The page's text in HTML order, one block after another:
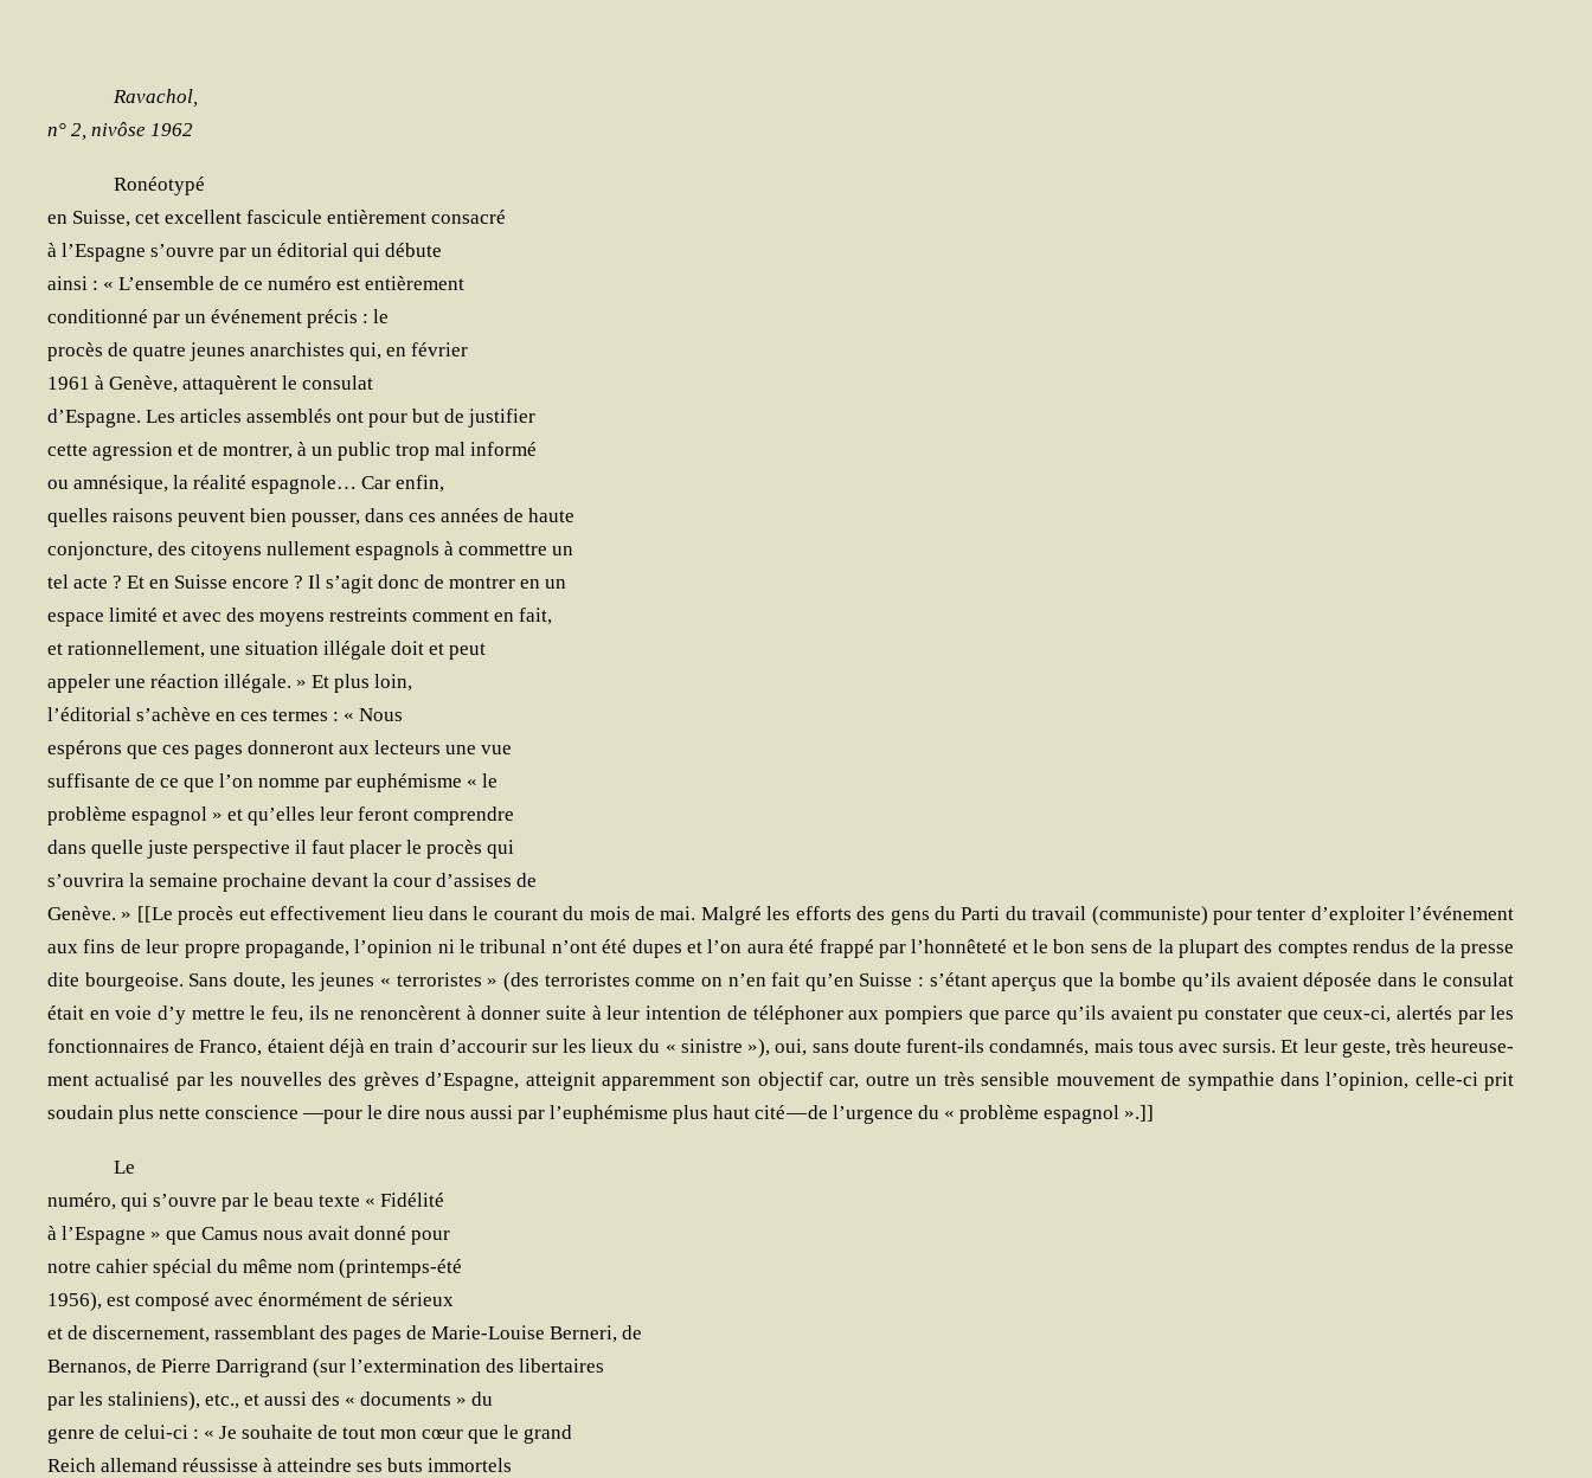
Rava­chol,
n° 2, nivôse 1962
Ronéo­ty­pé
en Suisse, cet excellent fas­ci­cule entiè­re­ment consacré
à l’Espagne s’ouvre par un édi­to­rial qui débute
ain­si : « L’ensemble de ce numé­ro est entièrement
condi­tion­né par un évé­ne­ment pré­cis : le
pro­cès de quatre jeunes anar­chistes qui, en février
1961 à Genève, atta­quèrent le consulat
d’Espagne. Les articles assem­blés ont pour but de justifier
cette agres­sion et de mon­trer, à un public trop mal informé
ou amné­sique, la réa­li­té espa­gnole… Car enfin,
quelles rai­sons peuvent bien pous­ser, dans ces années de haute
conjonc­ture, des citoyens nul­le­ment espa­gnols à com­mettre un
tel acte ? Et en Suisse encore ? Il s’agit donc de mon­trer en un
espace limi­té et avec des moyens res­treints com­ment en fait,
et ration­nel­le­ment, une situa­tion illé­gale doit et peut
appe­ler une réac­tion illé­gale. » Et plus loin,
l’éditorial s’achève en ces termes : « Nous
espé­rons que ces pages don­ne­ront aux lec­teurs une vue
suf­fi­sante de ce que l’on nomme par euphé­misme « le
pro­blème espa­gnol » et qu’elles leur feront comprendre
dans quelle juste pers­pec­tive il faut pla­cer le pro­cès qui
s’ouvrira la semaine pro­chaine devant la cour d’assises de
Genève. » [[Le pro­cès eut effec­ti­ve­ment lieu dans le cou­rant du mois de mai. Mal­gré les efforts des gens du Par­ti du tra­vail (com­mu­niste) pour ten­ter d’exploiter l’événement
aux fins de leur propre pro­pa­gande, l’opinion ni le tri­bu­nal n’ont été dupes et l’on aura été frap­pé par l’honnêteté et le bon sens de la plu­part des comptes ren­dus de la presse
dite bour­geoise. Sans doute, les jeunes « ter­ro­ristes » (des ter­ro­ristes comme on n’en fait qu’en Suisse : s’étant aper­çus que la bombe qu’ils avaient dépo­sée dans le consu­lat
était en voie d’y mettre le feu, ils ne renon­cèrent à don­ner suite à leur inten­tion de télé­pho­ner aux pom­piers que parce qu’ils avaient pu consta­ter que ceux-ci, aler­tés par les
fonc­tion­naires de Fran­co, étaient déjà en train d’accourir sur les lieux du « sinistre »), oui, sans doute furent-ils condam­nés, mais tous avec sur­sis. Et leur geste, très heu­reu­se­
ment actua­li­sé par les nou­velles des grèves d’Espagne, attei­gnit appa­rem­ment son objec­tif car, outre un très sen­sible mou­ve­ment de sym­pa­thie dans l’opinion, celle-ci prit
sou­dain plus nette conscience —pour le dire nous aus­si par l’euphémisme plus haut cité — de l’urgence du « pro­blème espagnol ».]]
Le
numé­ro, qui s’ouvre par le beau texte « Fidélité
à l’Espagne » que Camus nous avait don­né pour
notre cahier spé­cial du même nom (prin­temps-été
1956), est com­po­sé avec énor­mé­ment de sérieux
et de dis­cer­ne­ment, ras­sem­blant des pages de Marie-Louise Ber­ne­ri, de
Ber­na­nos, de Pierre Dar­ri­grand (sur l’extermination des libertaires
par les sta­li­niens), etc., et aus­si des « docu­ments » du
genre de celui-ci : « Je sou­haite de tout mon cœur que le grand
Reich alle­mand réus­sisse à atteindre ses buts immortels